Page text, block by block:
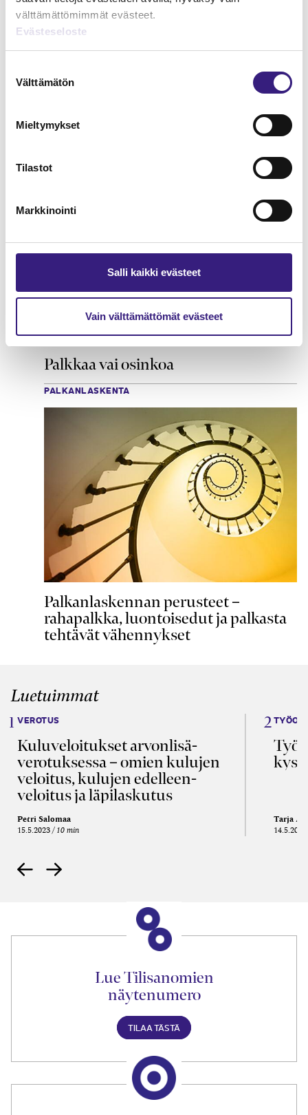
välttämättömimmät evästeet.
Evästeseloste
valinta
Välttämätön
Mieltymykset
Tilastot
Markkinointi
Salli kaikki evästeet
Vain välttämättömät evästeet
Palkka ja työkorvaus verotuksessa
Palkkaa vai osinkoa
PALKANLASKENTA
Palkanlaskennan perusteet –
rahapalkka, luontoisedut ja palkasta
tehtävät vähennykset
Luetuimmat
VEROTUS
Kulu­veloitukset arvon­lisä­
verotuksessa – omien kulujen
veloitus, kulujen edelleen­
veloitus ja läpi­laskutus
Petri Salomaa
15.5.2023 10 min
Tarja
14.5.2021
Lue Tilisanomien
näytenumero
TILAA TÄSTÄ